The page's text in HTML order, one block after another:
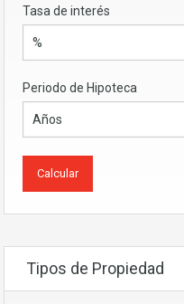
Tasa de interés
Periodo de Hipoteca
Tipos de Propiedad